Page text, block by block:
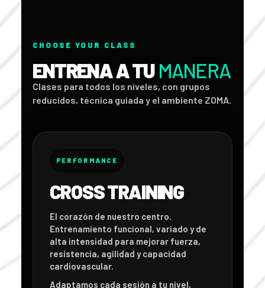
CHOOSE YOUR CLASS
ENTRENA A TUMANERA
Clases para todos los niveles, con grupos
reducidos, técnica guiada y el ambiente ZOMA.
PERFORMANCE
CROSS TRAINING
El corazón de nuestro centro.
Entrenamiento funcional, variado y de
alta intensidad para mejorar fuerza,
resistencia, agilidad y capacidad
cardiovascular.
Adaptamos cada sesión a tu nivel,